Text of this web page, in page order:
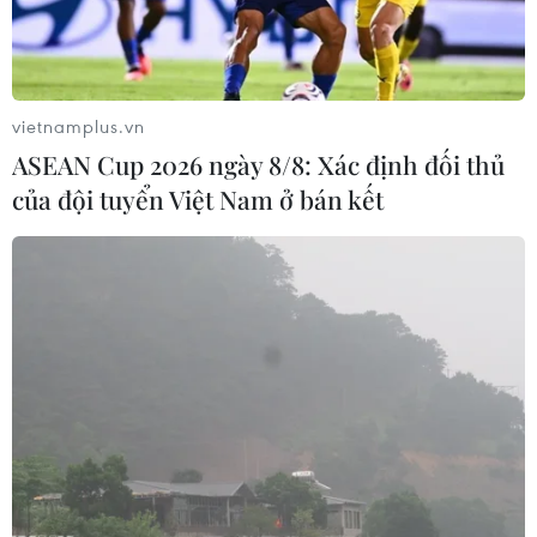
TIN LIÊN QUAN
1.000 ngôi nhà bị ảnh hưởng
23/06/2025 11:02
Mưa lũ tại Lạng Sơn đã làm 3 người bị thương, trong đó
vietnamplus.vn
ASEAN Cup 2026 ngày 8/8: Xác định đối thủ
của đội tuyển Việt Nam ở bán kết